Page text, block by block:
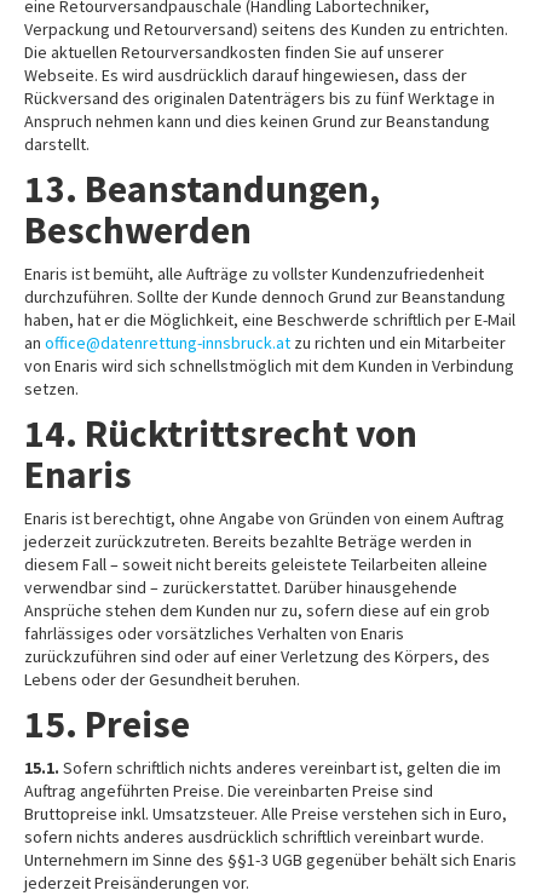
eine Retourversandpauschale (Handling Labortechniker,
Verpackung und Retourversand) seitens des Kunden zu entrichten.
Die aktuellen Retourversandkosten finden Sie auf unserer
Webseite. Es wird ausdrücklich darauf hingewiesen, dass der
Rückversand des originalen Datenträgers bis zu fünf Werktage in
Anspruch nehmen kann und dies keinen Grund zur Beanstandung
darstellt.
13. Beanstandungen,
Beschwerden
Enaris ist bemüht, alle Aufträge zu vollster Kundenzufriedenheit
durchzuführen. Sollte der Kunde dennoch Grund zur Beanstandung
haben, hat er die Möglichkeit, eine Beschwerde schriftlich per E-Mail
an office@datenrettung-innsbruck.at zu richten und ein Mitarbeiter
von Enaris wird sich schnellstmöglich mit dem Kunden in Verbindung
setzen.
14. Rücktrittsrecht von
Enaris
Enaris ist berechtigt, ohne Angabe von Gründen von einem Auftrag
jederzeit zurückzutreten. Bereits bezahlte Beträge werden in
diesem Fall – soweit nicht bereits geleistete Teilarbeiten alleine
verwendbar sind – zurückerstattet. Darüber hinausgehende
Ansprüche stehen dem Kunden nur zu, sofern diese auf ein grob
fahrlässiges oder vorsätzliches Verhalten von Enaris
zurückzuführen sind oder auf einer Verletzung des Körpers, des
Lebens oder der Gesundheit beruhen.
15. Preise
15.1. Sofern schriftlich nichts anderes vereinbart ist, gelten die im
Auftrag angeführten Preise. Die vereinbarten Preise sind
Bruttopreise inkl. Umsatzsteuer. Alle Preise verstehen sich in Euro,
sofern nichts anderes ausdrücklich schriftlich vereinbart wurde.
Unternehmern im Sinne des §§1-3 UGB gegenüber behält sich Enaris
jederzeit Preisänderungen vor.